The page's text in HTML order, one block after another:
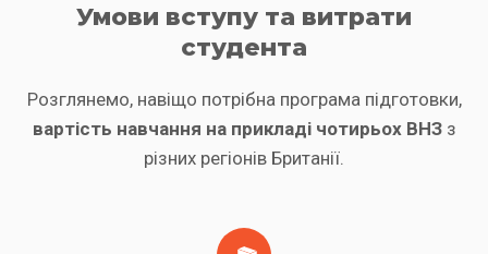
Умови вступу та витрати
студента
Розглянемо, навіщо потрібна програма підготовки,
вартість навчання на прикладі чотирьох ВНЗз
різних регіонів Британії.